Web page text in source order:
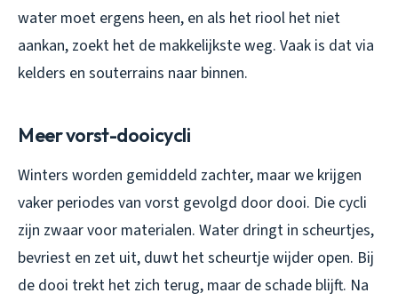
water moet ergens heen, en als het riool het niet
aankan, zoekt het de makkelijkste weg. Vaak is dat via
kelders en souterrains naar binnen.
Meer vorst-dooicycli
Winters worden gemiddeld zachter, maar we krijgen
vaker periodes van vorst gevolgd door dooi. Die cycli
zijn zwaar voor materialen. Water dringt in scheurtjes,
bevriest en zet uit, duwt het scheurtje wijder open. Bij
de dooi trekt het zich terug, maar de schade blijft. Na